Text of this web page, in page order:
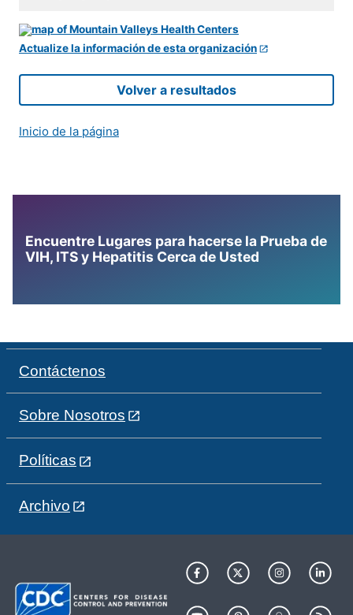
Actualize la información de esta organización
Volver a resultados
Inicio de la página
Encuentre Lugares para hacerse la Prueba de
VIH, ITS y Hepatitis Cerca de Usted
Contáctenos
Sobre Nosotros
Políticas
Archivo